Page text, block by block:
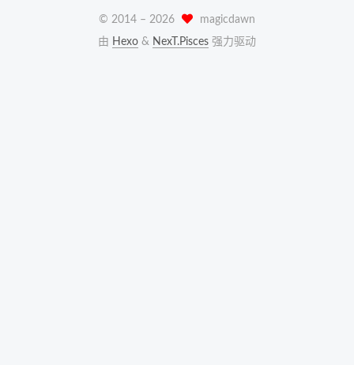
© 2014 – 2026
magicdawn
由 Hexo & NexT.Pisces 强力驱动